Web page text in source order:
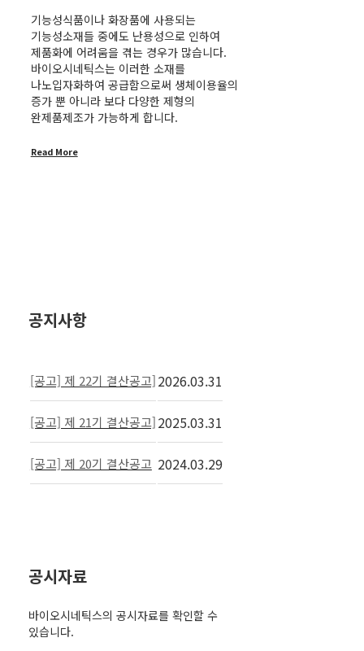
기능성식품이나 화장품에 사용되는
기능성소재들 중에도 난용성으로 인하여
제품화에 어려움을 겪는 경우가 많습니다.
바이오시네틱스는 이러한 소재를
나노입자화하여 공급함으로써 생체이용율의
증가 뿐 아니라 보다 다양한 제형의
완제품제조가 가능하게 합니다.
Read More
공지사항
[공고] 제 22기 결산공고]2026.03.31
[공고] 제 21기 결산공고]2025.03.31
[공고] 제 20기 결산공고 2024.03.29
공시자료
바이오시네틱스의 공시자료를 확인할 수
있습니다.